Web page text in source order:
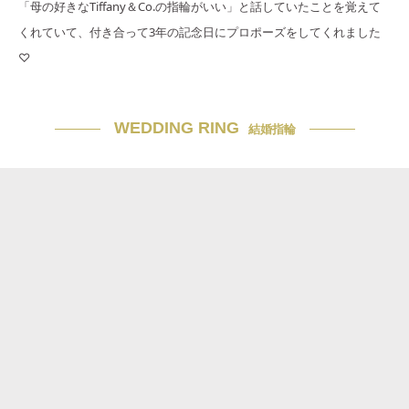
「母の好きなTiffany＆Co.の指輪がいい」と話していたことを覚えて
くれていて、付き合って3年の記念日にプロポーズをしてくれました
♡
WEDDING RING 結婚指輪